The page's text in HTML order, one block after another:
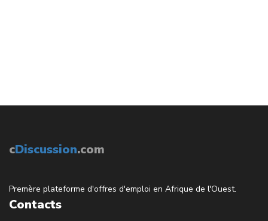
cDiscussion.com
Premère plateforme d'offres d'emploi en Afrique de l'Ouest.
Contacts